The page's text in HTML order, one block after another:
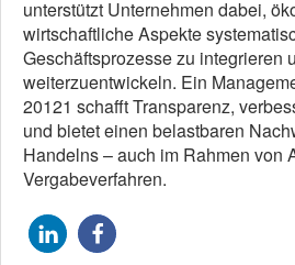
unterstützt Unternehmen dabei,
wirtschaftliche Aspekte
Geschäftsprozesse zu integrieren
weiterzuentwickeln. Ein
20121 schafft Transparenz,
und bietet einen belastbaren
Handelns – auch im Rahmen von
Vergabeverfahren.